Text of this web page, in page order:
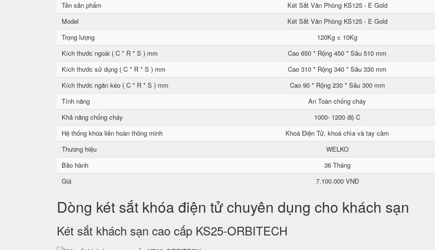
Tên sản phẩm
Két Sắt Văn Phòng KS125 - E Gold
Model
Két Sắt Văn Phòng KS125 - E Gold
Trọng lượng
120Kg ± 10Kg
Kích thước ngoài ( C * R * S ) mm
Cao 650 * Rộng 450 * Sâu 510 mm
Kích thước sử dụng ( C * R * S ) mm
Cao 310 * Rộng 340 * Sâu 330 mm
Kích thước ngăn kéo ( C * R * S ) mm
Cao 90 * Rộng 230 * Sâu 300 mm
Tính năng
An Toàn chống cháy
Khả năng chống cháy
1000- 1200 độ C
Hệ thống khóa liên hoàn thông minh
Khoá Điện Tử, khoá chìa và tay cầm
Thương hiệu
WELKO
Bảo hành
36 Tháng
Giá
7.100.000 VNĐ
Dòng két sắt khóa điện tử chuyên dụng cho khách sạn
Két sắt khách sạn cao cấp KS25-ORBITECH